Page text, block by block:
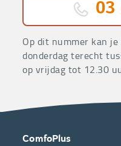
03
Op dit nummer kan je
donderdag terecht
op vrijdag tot 12.30
OVER
CONTACT
ComfoPlus